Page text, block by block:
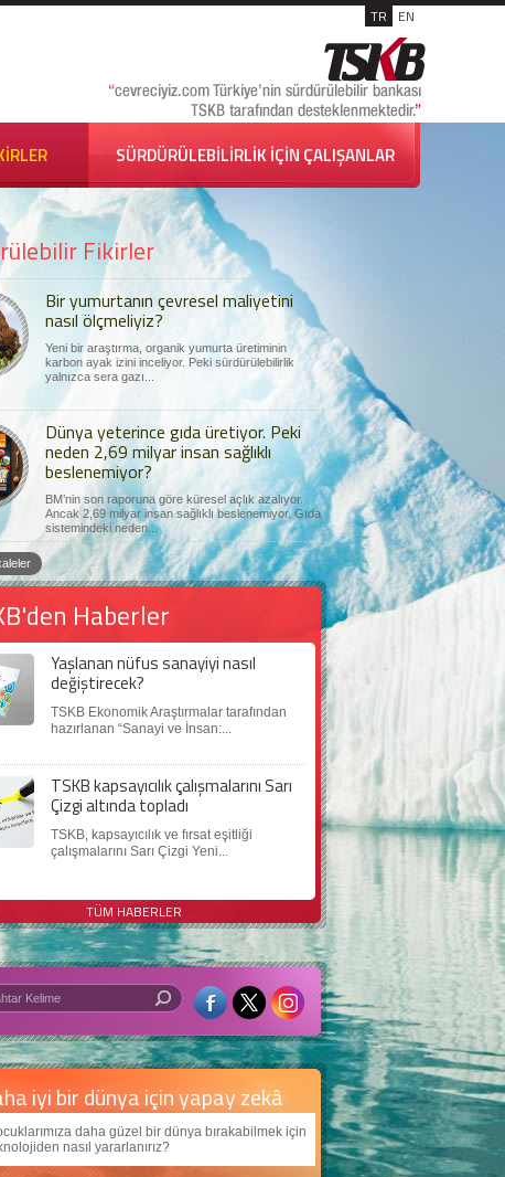
TR EN
SÜRDÜRÜLEBİLİRLİK İÇİN ÇALIŞANLAR
Fikirler
Bir yumurtanın çevresel maliyetini
nasıl ölçmeliyiz?
Yeni bir araştırma, organik yumurta üretiminin
karbon ayak izini inceliyor. Peki sürdürülebilirlik
yalnızca sera gazı...
Dünya yeterince gıda üretiyor. Peki
neden 2,69 milyar insan sağlıklı
beslenemiyor?
BM’nin son raporuna göre küresel açlık azalıyor.
Ancak 2,69 milyar insan sağlıklı beslenemiyor. Gıda
sistemindeki neden...
Haberler
Yaşlanan nüfus sanayiyi nasıl
değiştirecek?
TSKB Ekonomik Araştırmalar tarafından
hazırlanan “Sanayi ve İnsan:...
TSKB kapsayıcılık çalışmalarını Sarı
Çizgi altında topladı
TSKB, kapsayıcılık ve fırsat eşitliği
çalışmalarını Sarı Çizgi Yeni...
TÜM HABERLER
iyi bir dünya için yapay zekâ
daha güzel bir dünya bırakabilmek için
nasıl yararlanırız?